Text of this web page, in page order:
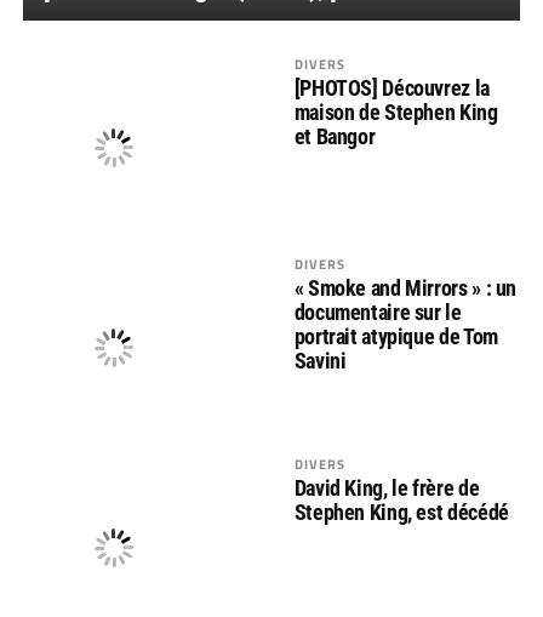
DIVERS
[PHOTOS] Découvrez la
maison de Stephen King
et Bangor
DIVERS
« Smoke and Mirrors » : un
documentaire sur le
portrait atypique de Tom
Savini
DIVERS
David King, le frère de
Stephen King, est décédé